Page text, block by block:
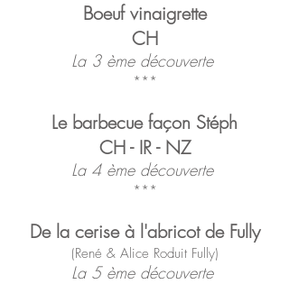
Boeuf vinaigrette
CH
La 3 ème découverte
***
Le barbecue façon Stéph
CH - IR - NZ
La 4 ème découverte
***
De la cerise à l'abricot de Fully
(René & Alice Roduit Fully)
La 5 ème découverte